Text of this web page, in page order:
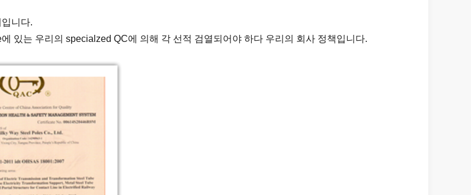
니다.
있는 우리의 specialzed QC에 의해 각 선적 검열되어야 하다 우리의 회사 정책입니다.